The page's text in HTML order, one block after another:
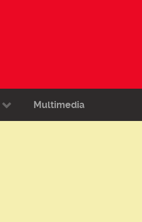
Multimedia